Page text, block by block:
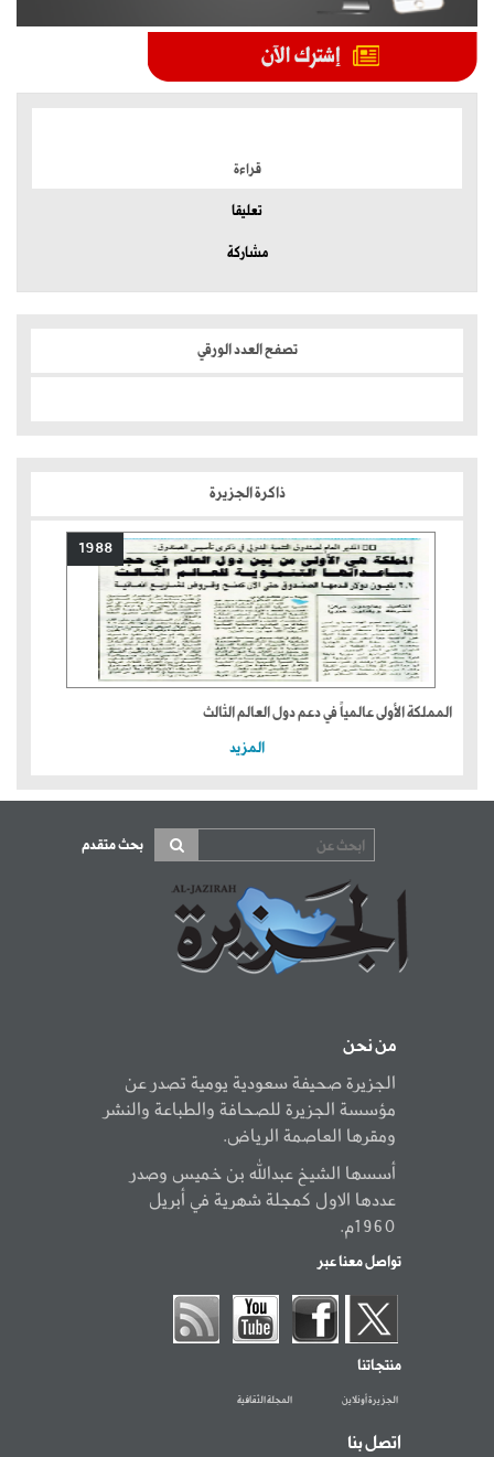
قراءة
تعليقا
مشاركة
تصفح العدد الورقي
ذاكرة الجزيرة
1988
المملكة الأولى عالمياً في دعم دول العالم الثالث
المزيد
بحث متقدم
من نحن
الجزيرة صحيفة سعودية يومية تصدر عن
مؤسسة الجزيرة للصحافة والطباعة والنشر
ومقرها العاصمة الرياض.
أسسها الشيخ عبدالله بن خميس وصدر
عددها الاول كمجلة شهرية في أبريل
1960م.
تواصل معنا عبر
منتجاتنا
الجزيرة أونلاين المجلة الثقافية
اتصل بنا